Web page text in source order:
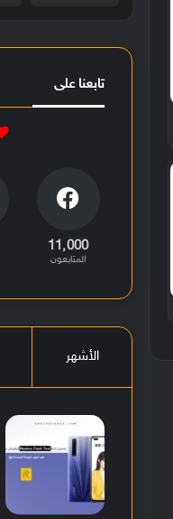
تابعنا على
11٬000
المتابعون
الأشهر